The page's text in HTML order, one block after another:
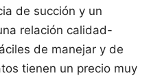
de succión y un
relación calidad-
de manejar y de
tienen un precio muy